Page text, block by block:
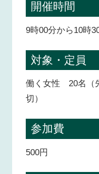
開催時間
9時00分から10時
対象・定員
働く女性 20名（
切）
参加費
500円